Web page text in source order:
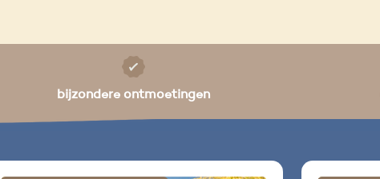
bijzondere ontmoetingen